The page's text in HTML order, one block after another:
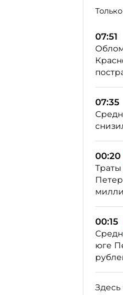
07:51
07:35
00:20
00:15
юге